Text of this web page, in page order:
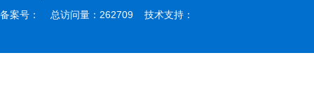
备案号： 总访问量：262709 技术支持：